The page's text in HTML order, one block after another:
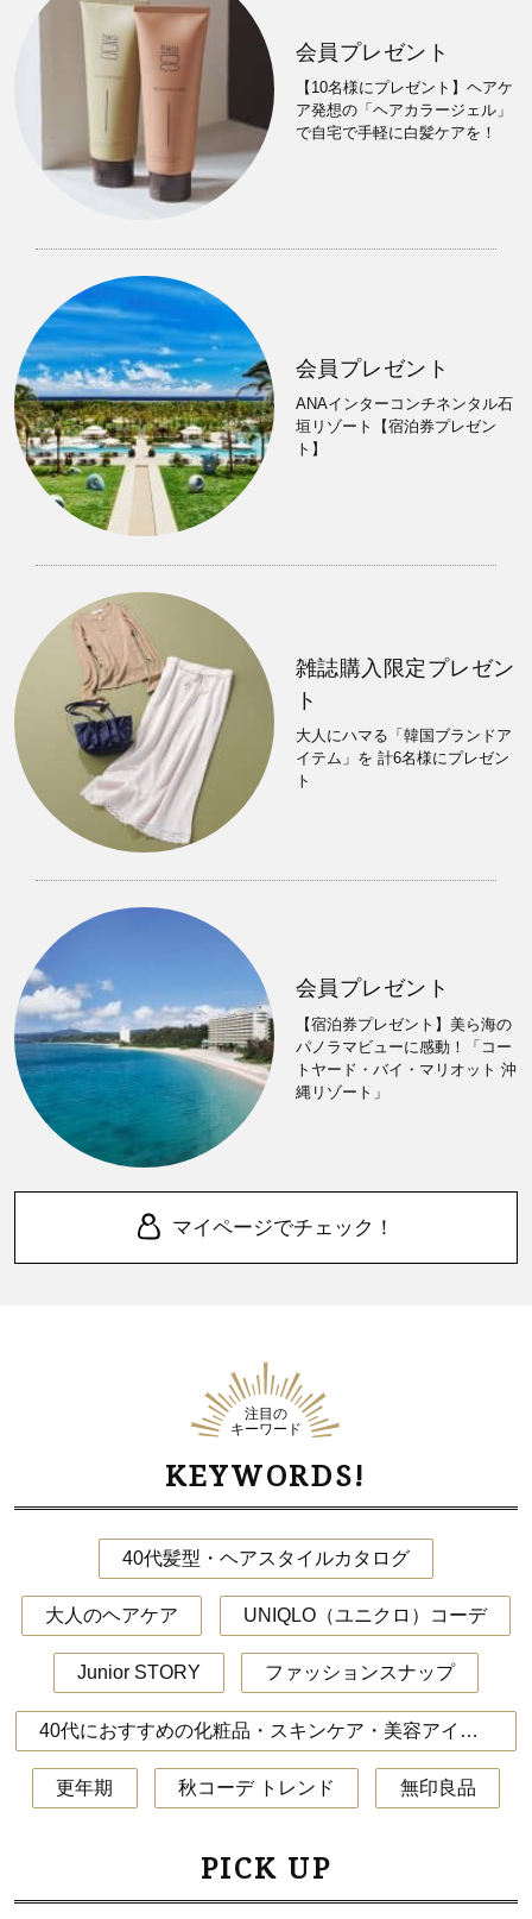
会員プレゼント
【10名様にプレゼント】ヘアケ
ア発想の「ヘアカラージェル」
で自宅で手軽に白髪ケアを！
会員プレゼント
ANAインターコンチネンタル石
垣リゾート【宿泊券プレゼン
ト】
雑誌購入限定プレゼン
ト
大人にハマる「韓国ブランドア
イテム」を 計6名様にプレゼン
ト
会員プレゼント
【宿泊券プレゼント】美ら海の
パノラマビューに感動！「コー
トヤード・バイ・マリオット 沖
縄リゾート」
マイページでチェック！
注目の
キーワード
KEYWORDS!
40代髪型・ヘアスタイルカタログ
大人のヘアケア UNIQLO（ユニクロ）コーデ
Junior STORY ファッションスナップ
40代におすすめの化粧品・スキンケア・美容アイテム
更年期 秋コーデ トレンド 無印良品
PICK UP